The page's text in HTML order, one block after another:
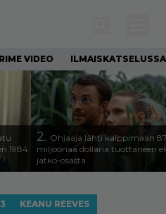
VIDEO ILMAISKATSELUSSA
1984
2. Ohjaaja lähti kalppimaan
miljoonaa dollaria tuottaneen
jatko-osasta
KEANU REEVES